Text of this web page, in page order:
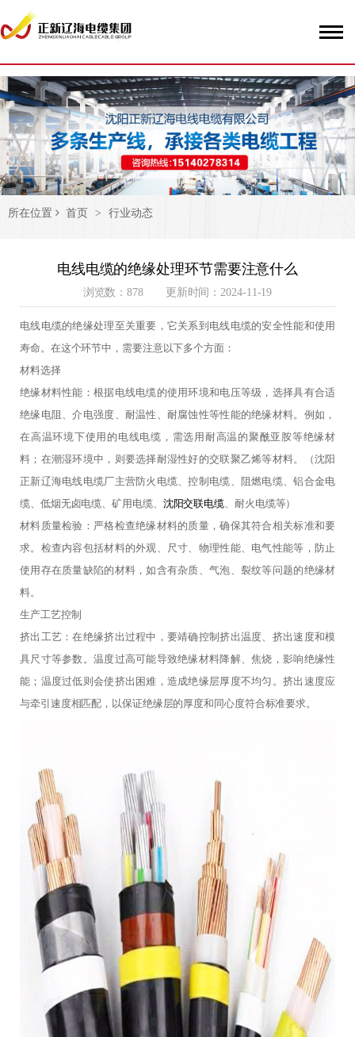
所在位置 首页 > 行业动态
电线电缆的绝缘处理环节需要注意什么
浏览数：878 更新时间：2024-11-19
电线电缆的绝缘处理至关重要，它关系到电线电缆的安全性能和使用
寿命。在这个环节中，需要注意以下多个方面：
材料选择
绝缘材料性能：根据电线电缆的使用环境和电压等级，选择具有合适
绝缘电阻、介电强度、耐温性、耐腐蚀性等性能的绝缘材料。例如，
在高温环境下使用的电线电缆，需选用耐高温的聚酰亚胺等绝缘材
料；在潮湿环境中，则要选择耐湿性好的交联聚乙烯等材料。
（沈阳
正新辽海电线电缆厂主营防火电缆、控制电缆、阻燃电缆、铝合金电
缆、低烟无卤电缆、矿用电缆、 沈阳交联电缆、耐火电缆等）
材料质量检验：严格检查绝缘材料的质量，确保其符合相关标准和要
求。检查内容包括材料的外观、尺寸、物理性能、电气性能等，防止
使用存在质量缺陷的材料，如含有杂质、气泡、裂纹等问题的绝缘材
料。
生产工艺控制
挤出工艺：在绝缘挤出过程中，要靖确控制挤出温度、挤出速度和模
具尺寸等参数。温度过高可能导致绝缘材料降解、焦烧，影响绝缘性
能；温度过低则会使挤出困难，造成绝缘层厚度不均匀。挤出速度应
与牵引速度相匹配，以保证绝缘层的厚度和同心度符合标准要求。